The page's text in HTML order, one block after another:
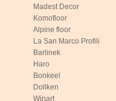
Madest Decor
Komofloor
Alpine floor
La San Marco Profili
Barlinek
Haro
Bonkeel
Dollken
Winart